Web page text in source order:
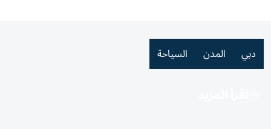
دبي المدن السياحة